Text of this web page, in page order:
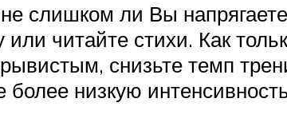
слишком ли Вы
читайте стихи. Как
снизьте темп
низкую